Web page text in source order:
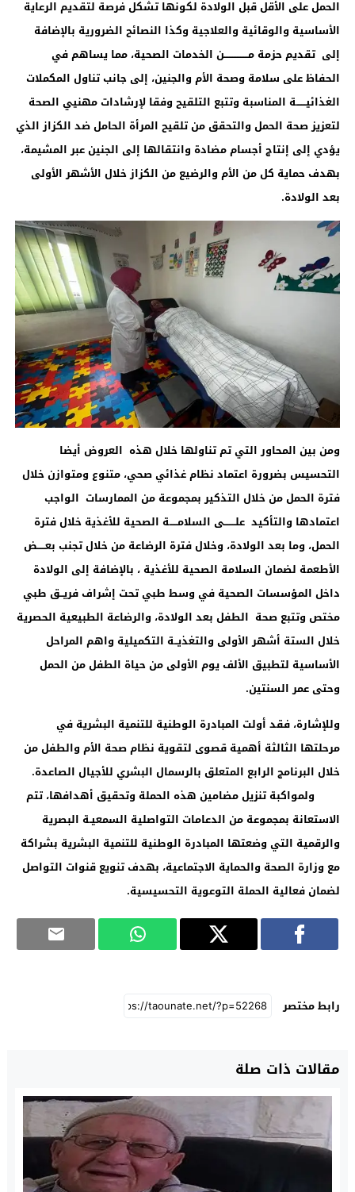
الحمل على الأقل قبل الولادة لكونها تشكل فرصة لتقديم الرعاية
الأساسية والوقائية والعلاجية وكذا النصائح الضرورية بالإضافة
إلى تقديم حزمة مـــــــــــــــن الخدمات الصحية، مما يساهم في
الحفاظ على سلامة وصحة الأم والجنين، إلى جانب تناول المكملات
الغذائيــــــة المناسبة وتتبع التلقيح وفقا لإرشادات مهنيي الصحة
لتعزيز صحة الحمل والتحقق من تلقيح المرأة الحامل ضد الكزاز الذي
يؤدي إلى إنتاج أجسام مضادة وانتقالها إلى الجنين عبر المشيمة،
بهدف حماية كل من الأم والرضيع من الكزاز خلال الأشهر الأولى
بعد الولادة.
ومن بين المحاور التي تم تناولها خلال هذه العروض أيضا
التحسيس بضرورة اعتماد نظام غذائي صحي، متنوع ومتوازن خلال
فترة الحمل من خلال التذكير بمجموعة من الممارسات الواجب
اعتمادها والتأكيد علـــــــى السلامـــــة الصحية للأغذية خلال فترة
الحمل، وما بعد الولادة، وخلال فترة الرضاعة من خلال تجنب بعـــــض
الأطعمة لضمان السلامة الصحية للأغذية ، بالإضافة إلى الولادة
داخل المؤسسات الصحية في وسط طبي تحت إشراف فريــق طبي
مختص وتتبع صحة الطفل بعد الولادة، والرضاعة الطبيعية الحصرية
خلال الستة أشهر الأولى والتغذيــة التكميلية واهم المراحل
الأساسية لتطبيق الألف يوم الأولى من حياة الطفل من الحمل
وحتى عمر السنتين.
وللإشارة، فقد أولت المبادرة الوطنية للتنمية البشرية في
مرحلتها الثالثة أهمية قصوى لتقوية نظام صحة الأم والطفل من
خلال البرنامج الرابع المتعلق بالرسمال البشري للأجيال الصاعدة.
ولمواكبة تنزيل مضامين هذه الحملة وتحقيق أهدافها، تتم
الاستعانة بمجموعة من الدعامات التواصلية السمعيـة البصرية
والرقمية التي وضعتها المبادرة الوطنية للتنمية البشرية بشراكة
مع وزارة الصحة والحماية الاجتماعية، بهدف تنويع قنوات التواصل
لضمان فعالية الحملة التوعوية التحسيسية.
رابط مختصر
مقالات ذات صلة